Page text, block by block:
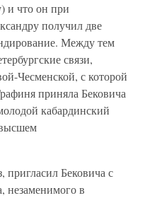
и что он при
получил две
Между тем
связи,
Чесменской, с которой
приняла Бековича
кабардинский
пригласил Бековича с
незаменимого в